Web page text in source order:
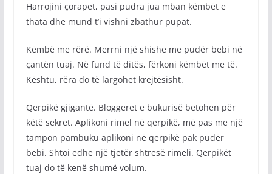
Harrojini çorapet, pasi pudra jua mban këmbët e
thata dhe mund t’i vishni zbathur pupat.
Këmbë me rërë. Merrni një shishe me pudër bebi në
çantën tuaj. Në fund të ditës, fërkoni këmbët me të.
Kështu, rëra do të largohet krejtësisht.
Qerpikë gjigantë. Bloggeret e bukurisë betohen për
këtë sekret. Aplikoni rimel në qerpikë, më pas me një
tampon pambuku aplikoni në qerpikë pak pudër
bebi. Shtoi edhe një tjetër shtresë rimeli. Qerpikët
tuaj do të kenë shumë volum.